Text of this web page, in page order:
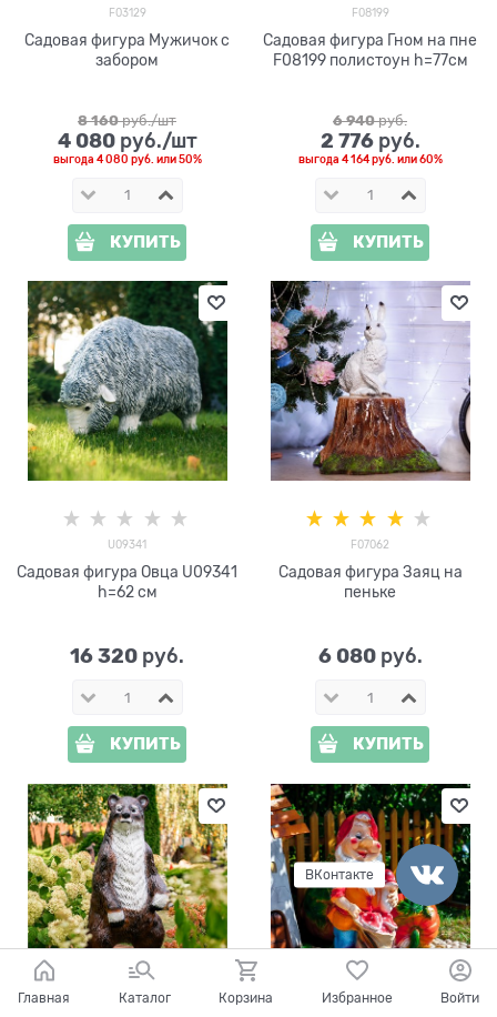
F03129
Садовая фигура Мужичок с
забором
8 160 руб./шт
4 080 руб./шт
выгода 4 080 руб. или50%
КУПИТЬ
F08199
Садовая фигура Гном на пне
F08199 полистоун h=77см
6 940 руб.
2 776 руб.
выгода 4 164 руб. или60%
КУПИТЬ
U09341
Садовая фигура Овца U09341
h=62 см
16 320 руб.
КУПИТЬ
F07062
Садовая фигура Заяц на
пеньке
6 080 руб.
КУПИТЬ
Главная Каталог Корзина Избранное Войти
ВКонтакте